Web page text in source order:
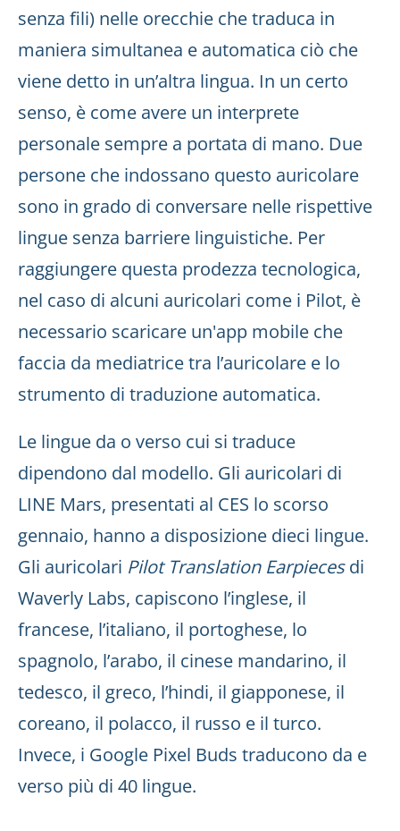
senza fili) nelle orecchie che traduca in
maniera simultanea e automatica ciò che
viene detto in un’altra lingua. In un certo
senso, è come avere un interprete
personale sempre a portata di mano. Due
persone che indossano questo auricolare
sono in grado di conversare nelle rispettive
lingue senza barriere linguistiche. Per
raggiungere questa prodezza tecnologica,
nel caso di alcuni auricolari come i Pilot, è
necessario scaricare un'app mobile che
faccia da mediatrice tra l’auricolare e lo
strumento di traduzione automatica.
Le lingue da o verso cui si traduce
dipendono dal modello. Gli auricolari di
LINE Mars, presentati al CES lo scorso
gennaio, hanno a disposizione dieci lingue.
Gli auricolari Pilot Translation Earpiecesdi
Waverly Labs, capiscono l’inglese, il
francese, l’italiano, il portoghese, lo
spagnolo, l’arabo, il cinese mandarino, il
tedesco, il greco, l’hindi, il giapponese, il
coreano, il polacco, il russo e il turco.
Invece, i Google Pixel Buds traducono da e
verso più di 40 lingue.